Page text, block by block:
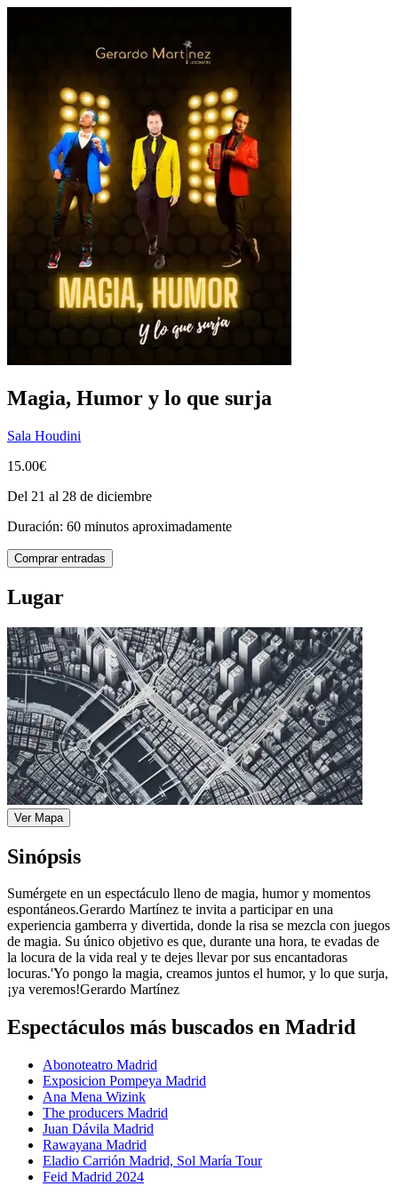
Magia, Humor y lo que surja
Sala Houdini
15.00€
Del 21 al 28 de diciembre
Duración: 60 minutos aproximadamente
Comprar entradas
Lugar
Ver Mapa
Sinópsis
Sumérgete en un espectáculo lleno de magia, humor y momentos
espontáneos.Gerardo Martínez te invita a participar en una
experiencia gamberra y divertida, donde la risa se mezcla con juegos
de magia. Su único objetivo es que, durante una hora, te evadas de
la locura de la vida real y te dejes llevar por sus encantadoras
locuras.'Yo pongo la magia, creamos juntos el humor, y lo que surja,
¡ya veremos!Gerardo Martínez
Espectáculos más buscados en Madrid
Abonoteatro Madrid
Exposicion Pompeya Madrid
Ana Mena Wizink
The producers Madrid
Juan Dávila Madrid
Rawayana Madrid
Eladio Carrión Madrid, Sol María Tour
Feid Madrid 2024